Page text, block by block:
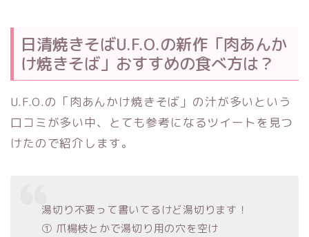
日清焼きそばU.F.O.の新作「肉あんか
け焼きそば」おすすめの食べ方は？
U.F.O.の「肉あんかけ焼きそば」の汁が多いという
口コミが多い中、とても参考になるツイートを見つ
けたので紹介します。
湯切り不要って書いてるけど湯切ります！
① 爪楊枝とかで湯切り用の穴を空け